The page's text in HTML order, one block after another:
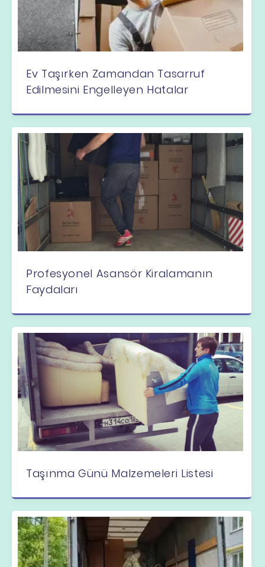
Ev Taşırken Zamandan Tasarruf
Edilmesini Engelleyen Hatalar
Profesyonel Asansör Kiralamanın
Faydaları
Taşınma Günü Malzemeleri Listesi